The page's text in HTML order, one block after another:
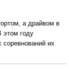
а драйвом в
этом году
их